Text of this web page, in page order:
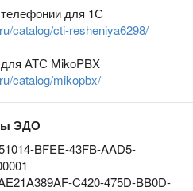
для 1С
catalog/cti-resheniya6298/
АТС MikoPBX
catalog/mikopbx/
ЭДО
BFEE-43FB-AAD5-
C420-475D-BB0D-